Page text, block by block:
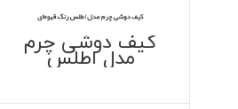
کیف دوشی چرم
مدل اطلس